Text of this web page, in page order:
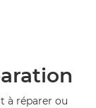
à réparer ou